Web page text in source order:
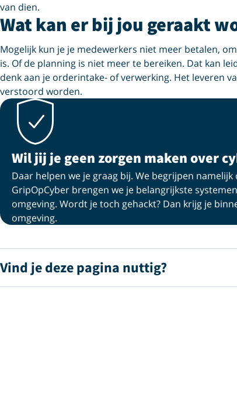
van dien.
Wat kan er bij jou geraakt
Mogelijk kun je je medewerkers niet meer betalen,
is. Of de planning is niet meer te bereiken. Dat kan
denk aan je orderintake- of verwerking. Het leveren
verstoord worden.
Wil jij je geen zorgen maken over
Daar helpen we je graag bij. We begrijpen
GripOpCyber brengen we je belangrijkste
omgeving. Wordt je toch gehackt? Dan krijg je
omgeving.
Vind je deze pagina nuttig?